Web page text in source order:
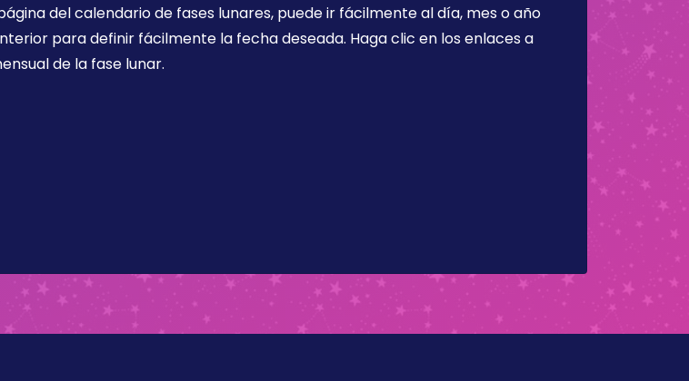
del calendario de fases lunares, puede ir fácilmente al día, mes o año
para definir fácilmente la fecha deseada. Haga clic en los enlaces a
de la fase lunar.